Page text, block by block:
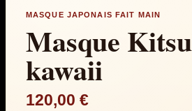
MASQUE JAPONAIS FAIT MAIN
Masque
kawaii
120,00 €